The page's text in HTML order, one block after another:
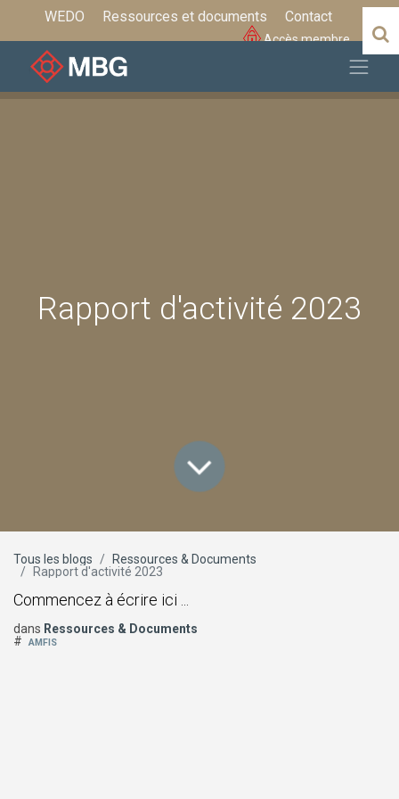
WEDO Ressources et documents Contact
Accès membre
Rapport d'activité 2023
Tous les blogs
Ressources & Documents
Rapport d'activité 2023
Commencez à écrire ici ...
dans Ressources & Documents
#
AMFIS